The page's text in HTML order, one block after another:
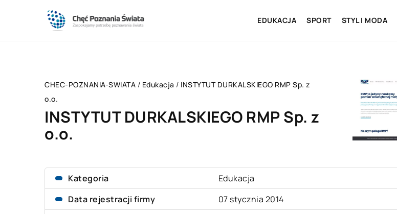
EDUKACJA SPORT STYL I MODA
CHEC-POZNANIA-SWIATA / Edukacja / INSTYTUT DURKALSKIEGO RMP Sp. z
o.o.
INSTYTUT DURKALSKIEGO RMP Sp. z
o.o.
Kategoria
Edukacja
Data rejestracji firmy
07 stycznia 2014